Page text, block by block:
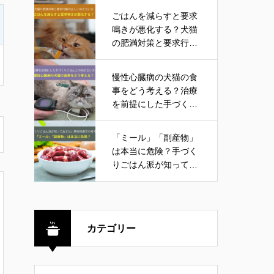
ごはんを減らすと要求
鳴きが悪化する？犬猫
の肥満対策と要求行動
慢性心臓病の犬猫の食
事をどう考える？治療
を前提にした手づくり
「ミール」「副産物」
は本当に危険？手づく
りごはん派が知ってお
カテゴリー